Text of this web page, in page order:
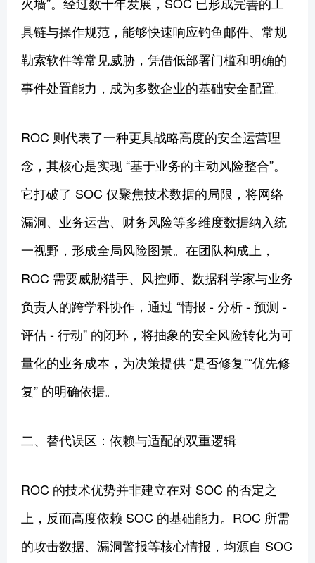
具链与操作规范，能够快速响应钓鱼邮件、常规
勒索软件等常见威胁，凭借低部署门槛和明确的
事件处置能力，成为多数企业的基础安全配置。
ROC 则代表了一种更具战略高度的安全运营理
念，其核心是实现 “基于业务的主动风险整合”。
它打破了 SOC 仅聚焦技术数据的局限，将网络
漏洞、业务运营、财务风险等多维度数据纳入统
一视野，形成全局风险图景。在团队构成上，
ROC 需要威胁猎手、风控师、数据科学家与业务
负责人的跨学科协作，通过 “情报 - 分析 - 预测 -
评估 - 行动” 的闭环，将抽象的安全风险转化为可
量化的业务成本，为决策提供 “是否修复”“优先修
复” 的明确依据。
二、替代误区：依赖与适配的双重逻辑
ROC 的技术优势并非建立在对 SOC 的否定之
上，反而高度依赖 SOC 的基础能力。ROC 所需
的攻击数据、漏洞警报等核心情报，均源自 SOC